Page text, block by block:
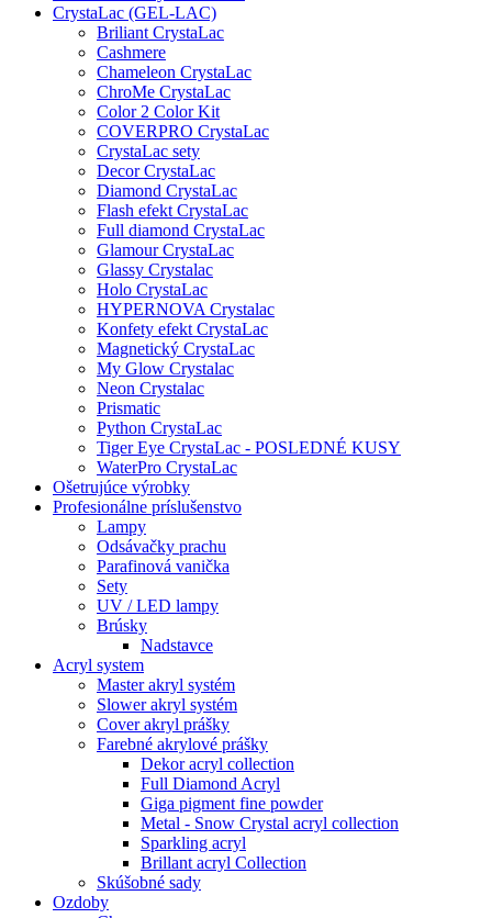
CrystaLac (GEL-LAC)
Briliant CrystaLac
Cashmere
Chameleon CrystaLac
ChroMe CrystaLac
Color 2 Color Kit
COVERPRO CrystaLac
CrystaLac sety
Decor CrystaLac
Diamond CrystaLac
Flash efekt CrystaLac
Full diamond CrystaLac
Glamour CrystaLac
Glassy Crystalac
Holo CrystaLac
HYPERNOVA Crystalac
Konfety efekt CrystaLac
Magnetický CrystaLac
My Glow Crystalac
Neon Crystalac
Prismatic
Python CrystaLac
Tiger Eye CrystaLac - POSLEDNÉ KUSY
WaterPro CrystaLac
Ošetrujúce výrobky
Profesionálne príslušenstvo
Lampy
Odsávačky prachu
Parafinová vanička
Sety
UV / LED lampy
Brúsky
Nadstavce
Acryl system
Master akryl systém
Slower akryl systém
Cover akryl prášky
Farebné akrylové prášky
Dekor acryl collection
Full Diamond Acryl
Giga pigment fine powder
Metal - Snow Crystal acryl collection
Sparkling acryl
Brillant acryl Collection
Skúšobné sady
Ozdoby